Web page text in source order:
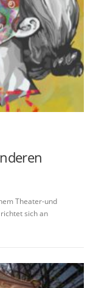
Theater-und
sich an